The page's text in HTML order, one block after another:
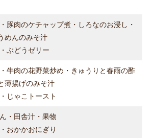
豚肉のケチャップ煮・しろなのお浸し・
めんのみそ汁
ぶどうゼリー
牛肉の花野菜炒め・きゅうりと春雨の酢
薄揚げのみそ汁
じゃこトースト
・田舎汁・果物
おかかおにぎり